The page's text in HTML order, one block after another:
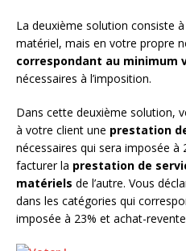
La deuxième solution consiste
matériel, mais en votre propre
correspondant au minimum
nécessaires à l’imposition.
Dans cette deuxième solution,
à votre client une prestation
nécessaires qui sera imposée à
facturer la prestation de
matériels de l’autre. Vous
dans les catégories qui
imposée à 23% et achat-